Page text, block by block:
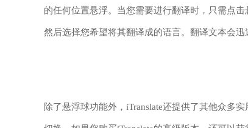
的任何位置悬浮。当您需要进行翻译时，只需点
然后选择您希望将其翻译成的语言。翻译文本会迅
除了悬浮球功能外，iTranslate还提供了其他众多